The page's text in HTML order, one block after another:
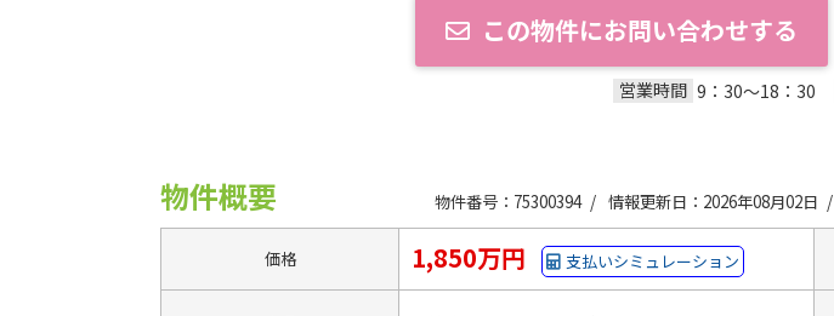
この物件にお問い合わせする
営業時間 9：30～18：30
物件概要 物件番号：75300394 / 情報更新日：2026年08月02日 /
価格 1,850万円 支払いシミュレーション